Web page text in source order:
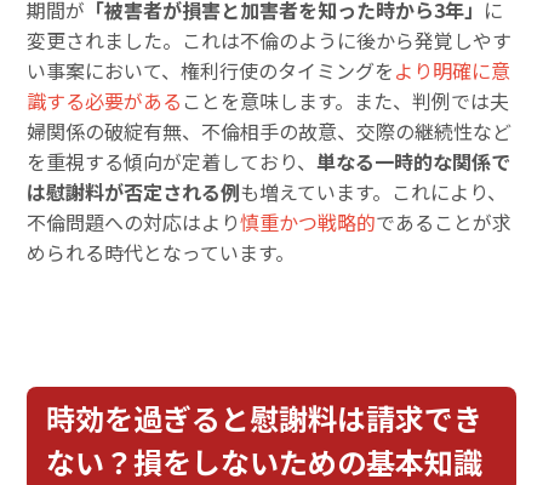
期間が 「被害者が損害と加害者を知った時から3年」 に
変更されました。これは不倫のように後から発覚しやす
い事案において、権利行使のタイミングをより明確に意
識する必要がある ことを意味します。また、判例では夫
婦関係の破綻有無、不倫相手の故意、交際の継続性など
を重視する傾向が定着しており、単なる一時的な関係で
は慰謝料が否定される例も増えています。これにより、
不倫問題への対応はより慎重かつ戦略的であることが求
められる時代となっています。
時効を過ぎると慰謝料は請求でき
ない？損をしないための基本知識